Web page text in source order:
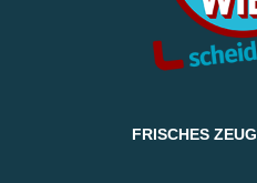
FRISCHES ZEUG